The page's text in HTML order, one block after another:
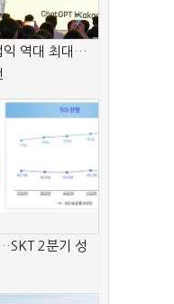
익 역대 최대…
2분기 성